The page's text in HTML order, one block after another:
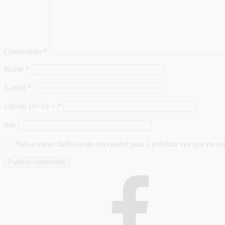
Comentário
Nome
E-mail
calcule 10+10 =
Site
Salvar meus dados neste navegador para a próxima vez que eu